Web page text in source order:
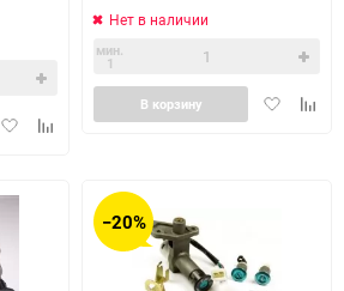
ДобавитьДобавить
Нет в наличии
мин.
1
Добавить
В корзину
−20%